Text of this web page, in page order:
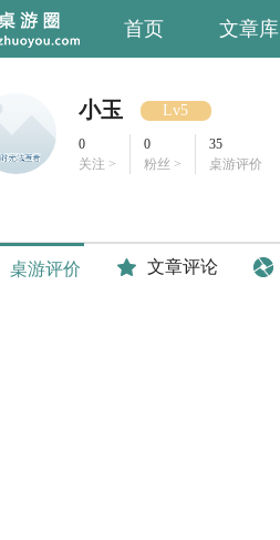
首页 文章库
小玉 Lv5
0
关注 >
0
粉丝 >
35
桌游评价
桌游评价 文章评论